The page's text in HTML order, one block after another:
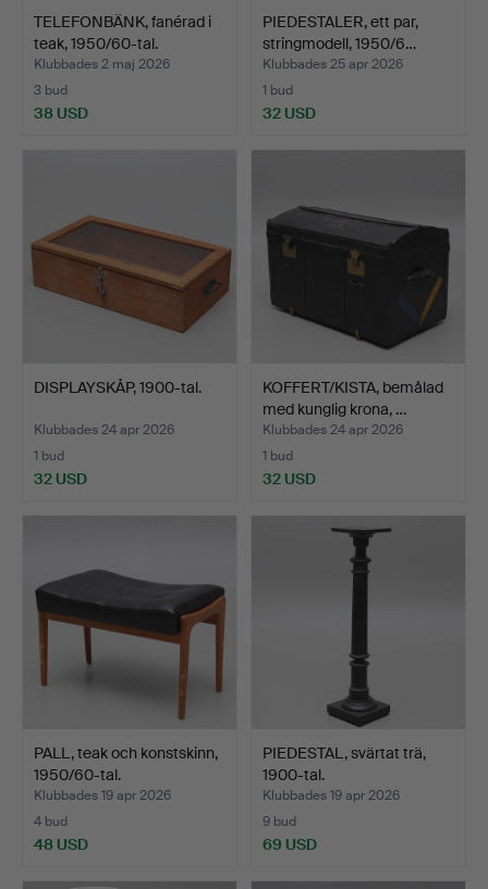
TELEFONBÄNK, fanérad i
teak, 1950/60-tal.
Klubbades 2 maj 2026
3 bud
38 USD
PIEDESTALER, ett par,
stringmodell, 1950/6…
Klubbades 25 apr 2026
1 bud
32 USD
DISPLAYSKÅP, 1900-tal.
Klubbades 24 apr 2026
1 bud
32 USD
KOFFERT/KISTA, bemålad
med kunglig krona, …
Klubbades 24 apr 2026
1 bud
32 USD
PALL, teak och konstskinn,
1950/60-tal.
Klubbades 19 apr 2026
4 bud
48 USD
PIEDESTAL, svärtat trä,
1900-tal.
Klubbades 19 apr 2026
9 bud
69 USD